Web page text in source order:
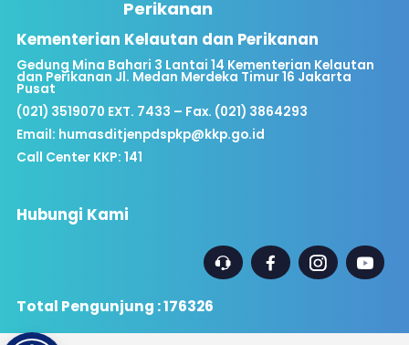
Perikanan
Kementerian Kelautan dan Perikanan
Gedung Mina Bahari 3 Lantai 14 Kementerian Kelautan
dan Perikanan Jl. Medan Merdeka Timur 16 Jakarta
Pusat
(021) 3519070 EXT. 7433 – Fax. (021) 3864293
Email: humasditjenpdspkp@kkp.go.id
Call Center KKP: 141
Hubungi Kami
Total Pengunjung : 176326